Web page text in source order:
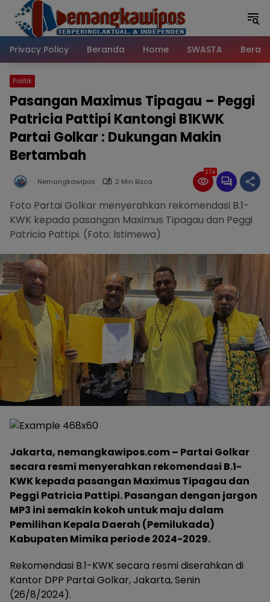
Langsung
konten
Privacy Policy
Beranda Home SWASTA
Politik
Pasangan Maximus Tipagau – Peggi
Patricia Pattipi Kantongi B1KWK
Partai Golkar : Dukungan Makin
Bertambah
Nemangkawipos 2 Min Baca
274
Foto Partai Golkar menyerahkan rekomendasi B.1-
KWK kepada pasangan Maximus Tipagau dan Peggi
Patricia Pattipi. (Foto: Istimewa)
Jakarta, nemangkawipos.com – Partai Golkar
secara resmi menyerahkan rekomendasi B.1-
KWK kepada pasangan Maximus Tipagau dan
Peggi Patricia Pattipi. Pasangan dengan jargon
MP3 ini semakin kokoh untuk maju dalam
Pemilihan Kepala Daerah (Pemilukada)
Kabupaten Mimika periode 2024-2029.
Rekomendasi B.1-KWK secara resmi diserahkan di
Kantor DPP Partai Golkar, Jakarta, Senin
(26/8/2024).